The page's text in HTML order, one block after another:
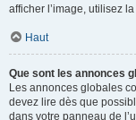
afficher l’image, utilisez
Haut
Que sont les annonces
Les annonces globales
devez lire dès que
dans votre panneau de